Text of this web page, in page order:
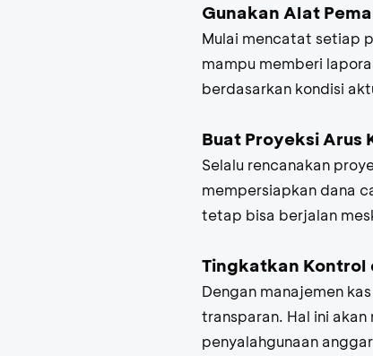
Gunakan Alat
Mulai mencatat setiap
mampu memberi
berdasarkan kondisi
Buat Proyeksi Arus
Selalu rencanakan
mempersiapkan dana
tetap bisa berjalan
Tingkatkan Kontrol
Dengan manajemen
transparan. Hal ini
penyalahgunaan